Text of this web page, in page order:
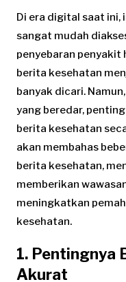
Di era digital saat ini,
sangat mudah
penyebaran penyakit
berita kesehatan
banyak dicari.
yang beredar,
berita kesehatan
akan membahas
berita kesehatan,
memberikan
meningkatkan
kesehatan.
1. Pentingnya
Akurat